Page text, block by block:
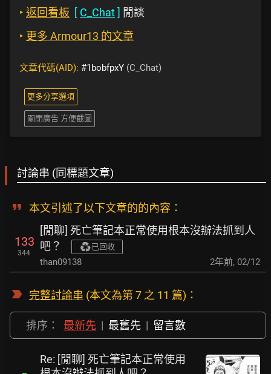
‣ 返回看板 [ C_Chat] 閒談
‣ 更多 Armour13 的文章
文章代碼(AID): #1bobfpxY (C_Chat)
更多分享選項
關閉廣告 方便截圖
討論串 (同標題文章)
本文引述了以下文章的的內容：
133
344
[閒聊] 死亡筆記本正常使用根本沒辦法抓到人
吧？
已回收
than09138 2年前, 02/12
完整討論串 (本文為第 7 之 11 篇)：
排序： 最新先 | 最舊先 | 留言數
Re: [閒聊] 死亡筆記本正常使用